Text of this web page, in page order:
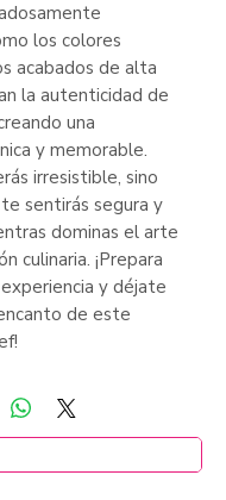
los colores
acabados de alta
la autenticidad de
una
y memorable.
irresistible, sino
sentirás segura y
dominas el arte
culinaria. ¡Prepara
y déjate
de este